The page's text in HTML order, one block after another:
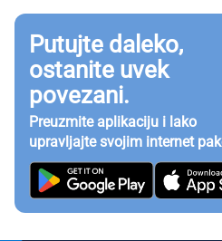
Putujte daleko,
ostanite uvek
povezani.
Preuzmite aplikaciju i lako
upravljajte svojim internet